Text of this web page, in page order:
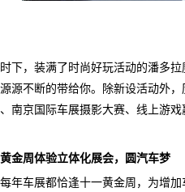
时下，装满了时尚好玩活动的潘多
源不断的带给你。除新设活动外
南京国际车展摄影大赛、线上游戏
黄金周体验立体化展会，圆汽车梦
每年车展都恰逢十一黄金周，为增